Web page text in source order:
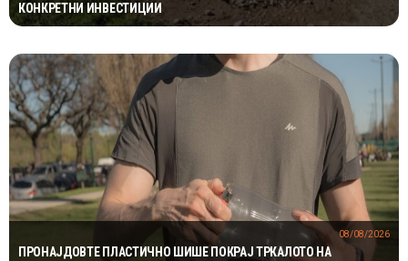
КОНКРЕТНИ ИНВЕСТИЦИИ
ПРОНАЈДОВТЕ ПЛАСТИЧНО ШИШЕ ПОКРАЈ ТРКАЛОТО НА
08/08/2026